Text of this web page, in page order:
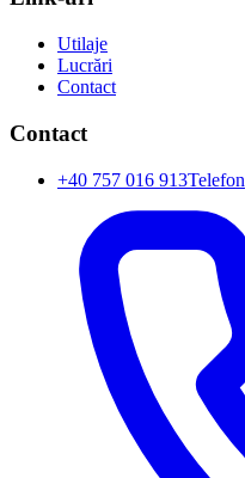
Utilaje
Lucrări
Contact
Contact
+40 757 016 913Telefon